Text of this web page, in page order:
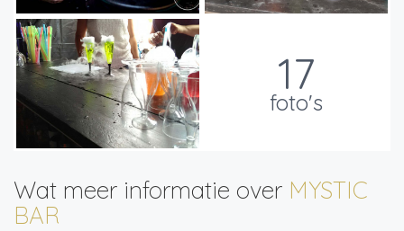
17
foto's
Wat meer informatie over MYSTIC
BAR